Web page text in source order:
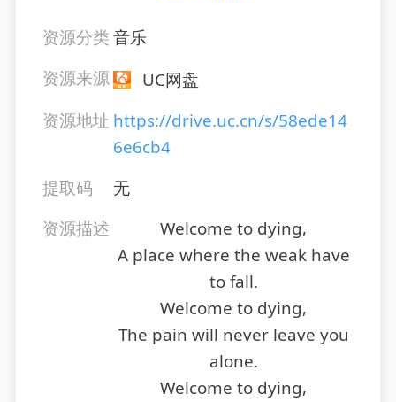
资源分类音乐
资源来源
UC网盘
资源地址 https://drive.uc.cn/s/58ede14
6e6cb4
提取码
无
资源描述
Welcome to dying,
A place where the weak have
to fall.
Welcome to dying,
The pain will never leave you
alone.
Welcome to dying,